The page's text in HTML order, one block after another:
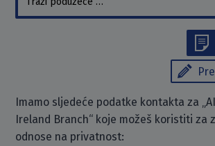
Imamo sljedeće podatke kontakta za
Ireland Branch“ koje možeš koristiti za
odnose na privatnost: